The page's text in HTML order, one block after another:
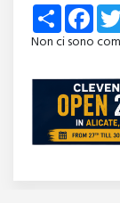
Share
Non ci sono